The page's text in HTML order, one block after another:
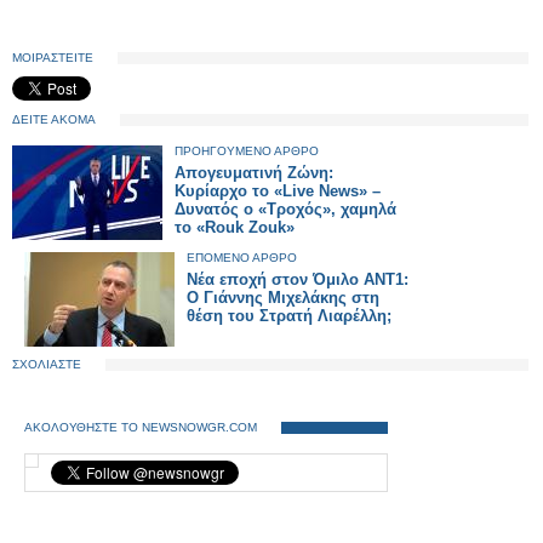
ΜΟΙΡΑΣΤΕΙΤΕ
ΔΕΙΤΕ ΑΚΟΜΑ
ΠΡΟΗΓΟΥΜΕΝΟ ΑΡΘΡΟ
Απογευματινή Ζώνη:
Κυρίαρχο το «Live News» –
Δυνατός ο «Τροχός», χαμηλά
το «Rouk Zouk»
ΕΠΟΜΕΝΟ ΑΡΘΡΟ
Νέα εποχή στον Όμιλο ANT1:
Ο Γιάννης Μιχελάκης στη
θέση του Στρατή Λιαρέλλη;
ΣΧΟΛΙΑΣΤΕ
ΑΚΟΛΟΥΘΗΣΤΕ ΤΟ NEWSNOWGR.COM